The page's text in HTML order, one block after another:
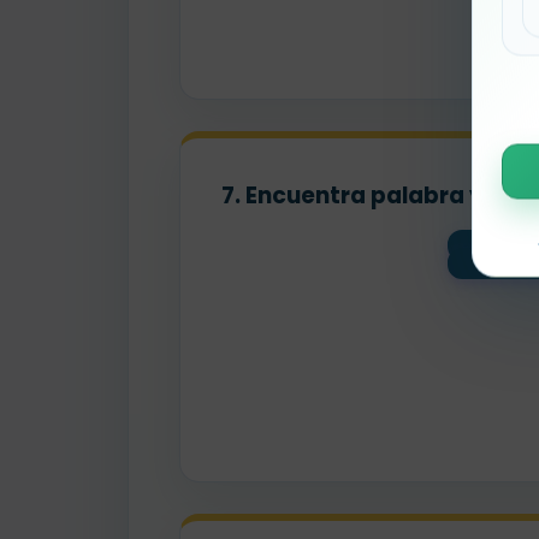
7. Encuentra palabra y